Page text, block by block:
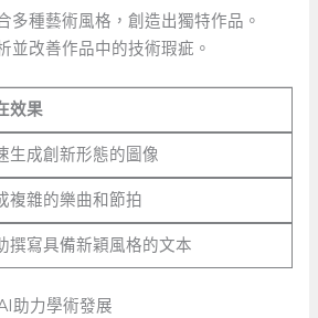
多種藝術風格，創造出獨特作品。
並改善作品中的技術瑕疵。
效果
生成創新形態的圖像
複雜的樂曲和節拍
撰寫具備新穎風格的文本
助力學術發展